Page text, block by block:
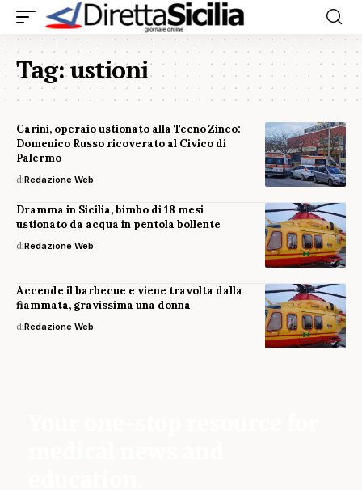
Tag:ustioni
Carini, operaio ustionato alla Tecno Zinco:
Domenico Russo ricoverato al Civico di
Palermo
diRedazione Web
Dramma in Sicilia, bimbo di 18 mesi
ustionato da acqua in pentola bollente
diRedazione Web
Accende il barbecue e viene travolta dalla
fiammata, gravissima una donna
diRedazione Web